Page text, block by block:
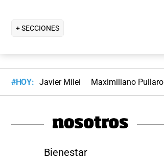
+ SECCIONES
#HOY: Javier Milei Maximiliano Pullaro
Bienestar